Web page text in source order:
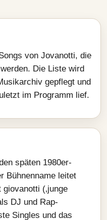
von Jovanotti, die
Die Liste wird
gepflegt und
im Programm lief.
späten 1980er-
Bühnenname leitet
(‚junge
DJ und Rap-
Singles und das